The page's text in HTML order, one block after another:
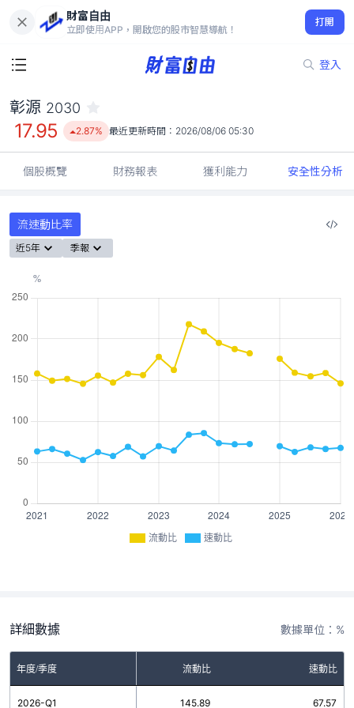
財富自由
立即使用APP，開啟您的股市智慧導航！
打開
登入
17.95
2.87%
彰源 2030
17.95 2.87% 最近更新時間： 2026/08/06 05:30
個股概覽 財務報表 獲利能力 安全性分析
流速動比率
近5年 季報
流動比 速動比
詳細數據 數據單位：%
年度/季度 流動比 速動比
2026-Q1 145.89 67.57